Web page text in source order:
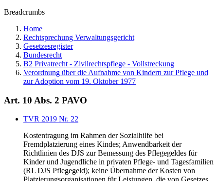
Breadcrumbs
Home
Rechtsprechung Verwaltungsgericht
Gesetzesregister
Bundesrecht
B2 Privatrecht - Zivilrechtspflege - Vollstreckung
Verordnung über die Aufnahme von Kindern zur Pflege und
zur Adoption vom 19. Oktober 1977
Art. 10 Abs. 2 PAVO
TVR 2019 Nr. 22
Kostentragung im Rahmen der Sozialhilfe bei
Fremdplatzierung eines Kindes; Anwendbarkeit der
Richtlinien des DJS zur Bemessung des Pflegegeldes für
Kinder und Jugendliche in privaten Pflege- und Tagesfamilien
(RL DJS Pflegegeld); keine Übernahme der Kosten von